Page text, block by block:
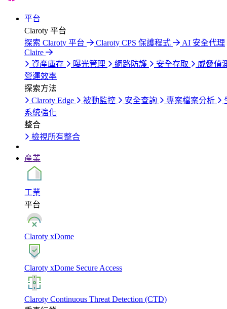
平台
Claroty 平台
探索 Claroty 平台
Claroty CPS 保護程式
AI 安全代理
Claire
資產庫存
曝光管理 網路防護 安全存取
威脅偵
營運效率
探索方法
Claroty Edge
被動監控 安全查詢 專案檔案分析
系統強化
整合
檢視所有整合
產業
工業
平台
Claroty xDome
Claroty xDome Secure Access
Claroty Continuous Threat Detection (CTD)